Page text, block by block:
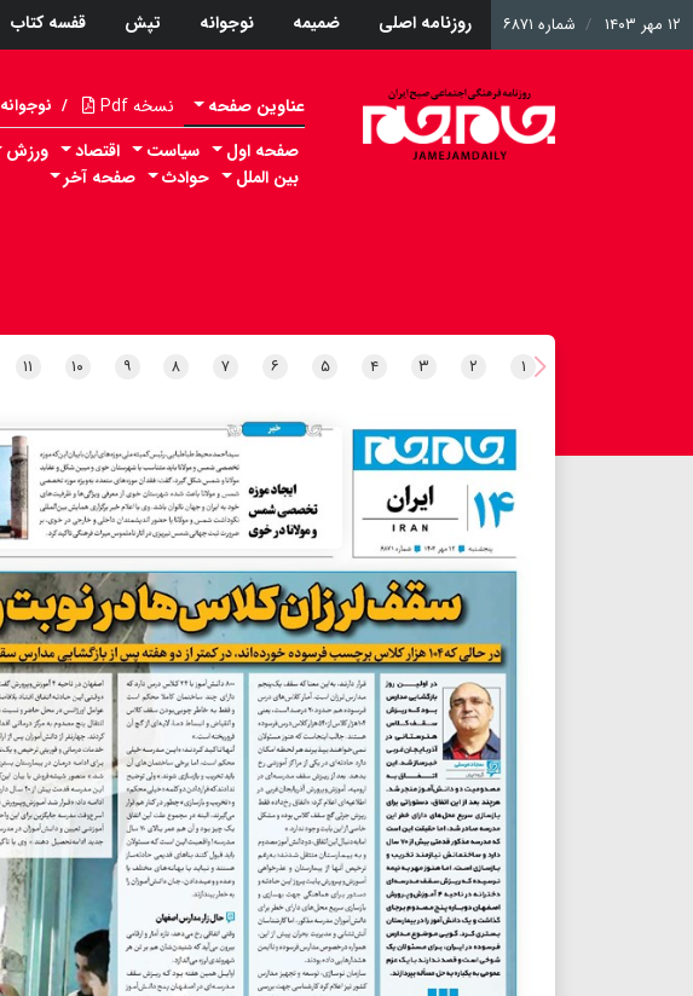
۱۲ مهر ۱۴۰۳ شماره ۶۸۷۱ روزنامه اصلی ضمیمه نوجوانه تپش قفسه کتاب
عناوین صفحه نسخه Pdf / نوجوانه
صفحه اول سیاست اقتصاد ورزش
بین الملل
حوادث صفحه آخر
۱ ۲ ۳ ۴ ۵ ۶ ۷ ۸ ۹ ۱۰ ۱۱